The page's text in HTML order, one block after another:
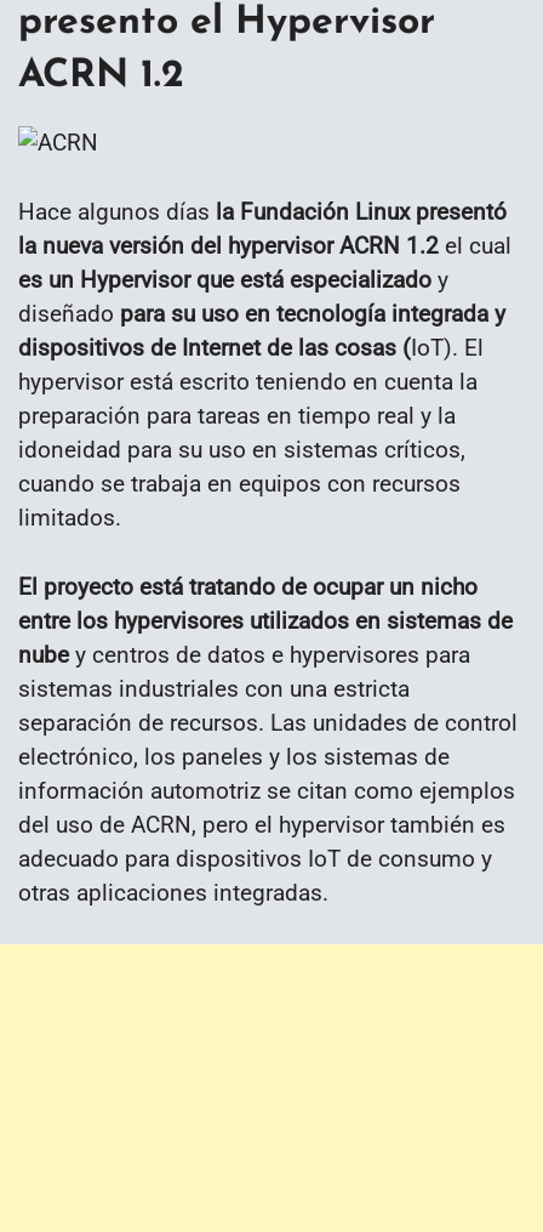
presento el Hypervisor
ACRN 1.2
Hace algunos días la Fundación Linux presentó
la nueva versión del hypervisor ACRN 1.2 el cual
es un Hypervisor que está especializado y
diseñado para su uso en tecnología integrada y
dispositivos de Internet de las cosas (IoT). El
hypervisor está escrito teniendo en cuenta la
preparación para tareas en tiempo real y la
idoneidad para su uso en sistemas críticos,
cuando se trabaja en equipos con recursos
limitados.
El proyecto está tratando de ocupar un nicho
entre los hypervisores utilizados en sistemas de
nubey centros de datos e hypervisores para
sistemas industriales con una estricta
separación de recursos. Las unidades de control
electrónico, los paneles y los sistemas de
información automotriz se citan como ejemplos
del uso de ACRN, pero el hypervisor también es
adecuado para dispositivos IoT de consumo y
otras aplicaciones integradas.